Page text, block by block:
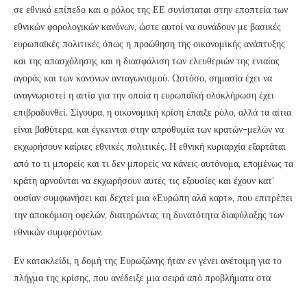
σε εθνικό επίπεδο και ο ρόλος της ΕΕ συνίσταται στην εποπτεία των
εθνικών φορολογικών κανόνων, ώστε αυτοί να συνάδουν με βασικές
ευρωπαϊκές πολιτικές όπως η προώθηση της οικονομικής ανάπτυξης
και της απασχόλησης και η διασφάλιση των ελευθεριών της ενιαίας
αγοράς και των κανόνων ανταγωνισμού. Ωστόσο, σημασία έχει να
αναγνωριστεί η αιτία για την οποία η ευρωπαϊκή ολοκλήρωση έχει
επιβραδυνθεί. Σίγουρα, η οικονομική κρίση έπαιξε ρόλο, αλλά τα αίτια
είναι βαθύτερα, και έγκεινται στην απροθυμία των κρατών-μελών να
εκχωρήσουν καίριες εθνικές πολιτικές. Η εθνική κυριαρχία εξαρτάται
από το τι μπορείς και τι δεν μπορείς να κάνεις αυτόνομα, επομένως τα
κράτη αρνούνται να εκχωρήσουν αυτές τις εξουσίες και έχουν κατ’
ουσίαν συμφωνήσει και δεχτεί μια «Ευρώπη αλά καρτ», που επιτρέπει
την αποκόμιση οφελών, διατηρώντας τη δυνατότητα διαφύλαξης των
εθνικών συμφερόντων.
Εν κατακλείδι, η δομή της Ευρωζώνης ήταν εν γένει ανέτοιμη για το
πλήγμα της κρίσης, που ανέδειξε μια σειρά από προβλήματα στα